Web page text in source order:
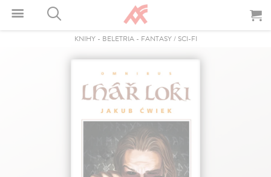
KNIHY- BELETRIA- FANTASY / SCI-FI